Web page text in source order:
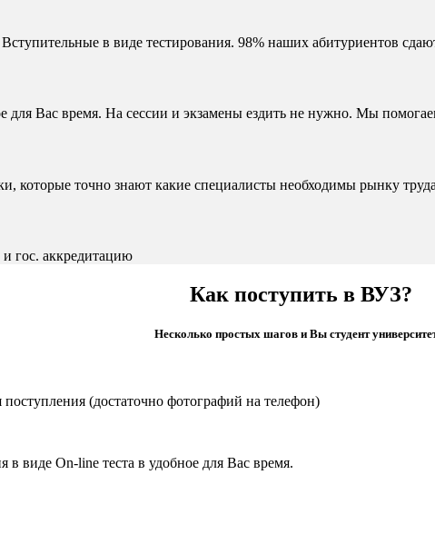
в виде тестирования. 98% наших абитуриентов
для Вас время. На сессии и экзамены ездить не нужно. Мы
которые точно знают какие специалисты необходимы рынку
гос. аккредитацию
Как поступить в ВУЗ?
Несколько простых шагов и Вы студент
(достаточно фотографий на телефон)
виде On-line теста в удобное для Вас время.